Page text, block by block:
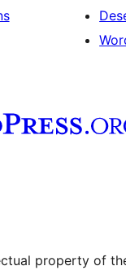
property of